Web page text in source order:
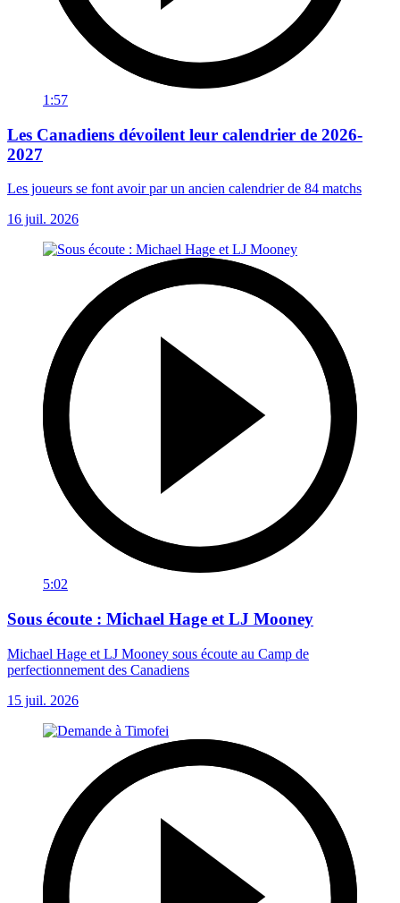
1:57
Les Canadiens dévoilent leur calendrier de 2026-
2027
Les joueurs se font avoir par un ancien calendrier de 84 matchs
16 juil. 2026
5:02
Sous écoute : Michael Hage et LJ Mooney
Michael Hage et LJ Mooney sous écoute au Camp de
perfectionnement des Canadiens
15 juil. 2026